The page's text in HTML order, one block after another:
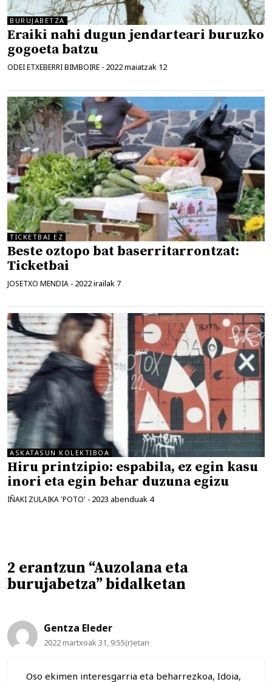
BURUJABETZA
Eraiki nahi dugun jendarteari buruzko
gogoeta batzu
ODEI ETXEBERRI BIMBOIRE - 2022 maiatzak 12
TICKETBAI EZ
Beste oztopo bat baserritarrontzat:
Ticketbai
JOSETXO MENDIA - 2022 irailak 7
ASKATASUN KOLEKTIBOA
Hiru printzipio: espabila, ez egin kasu
inori eta egin behar duzuna egizu
IÑAKI ZULAIKA 'POTO' - 2023 abenduak 4
2 erantzun “Auzolana eta
burujabetza” bidalketan
Gentza Eleder
2022 martxoak 31, 9:55(r)etan
Oso ekimen interesgarria eta beharrezkoa, Idoia,